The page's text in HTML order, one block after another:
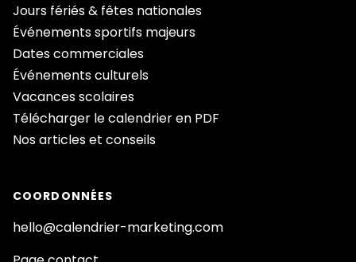
Jours fériés & fêtes nationales
Événements sportifs majeurs
Dates commerciales
Événements culturels
Vacances scolaires
Télécharger le calendrier en PDF
Nos articles et conseils
COORDONNÉES
hello@calendrier-marketing.com